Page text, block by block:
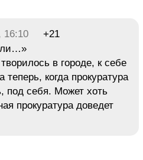
16:10
+21
в городе, к себе
когда прокуратура
под себя. Может хоть
прокуратура доведет